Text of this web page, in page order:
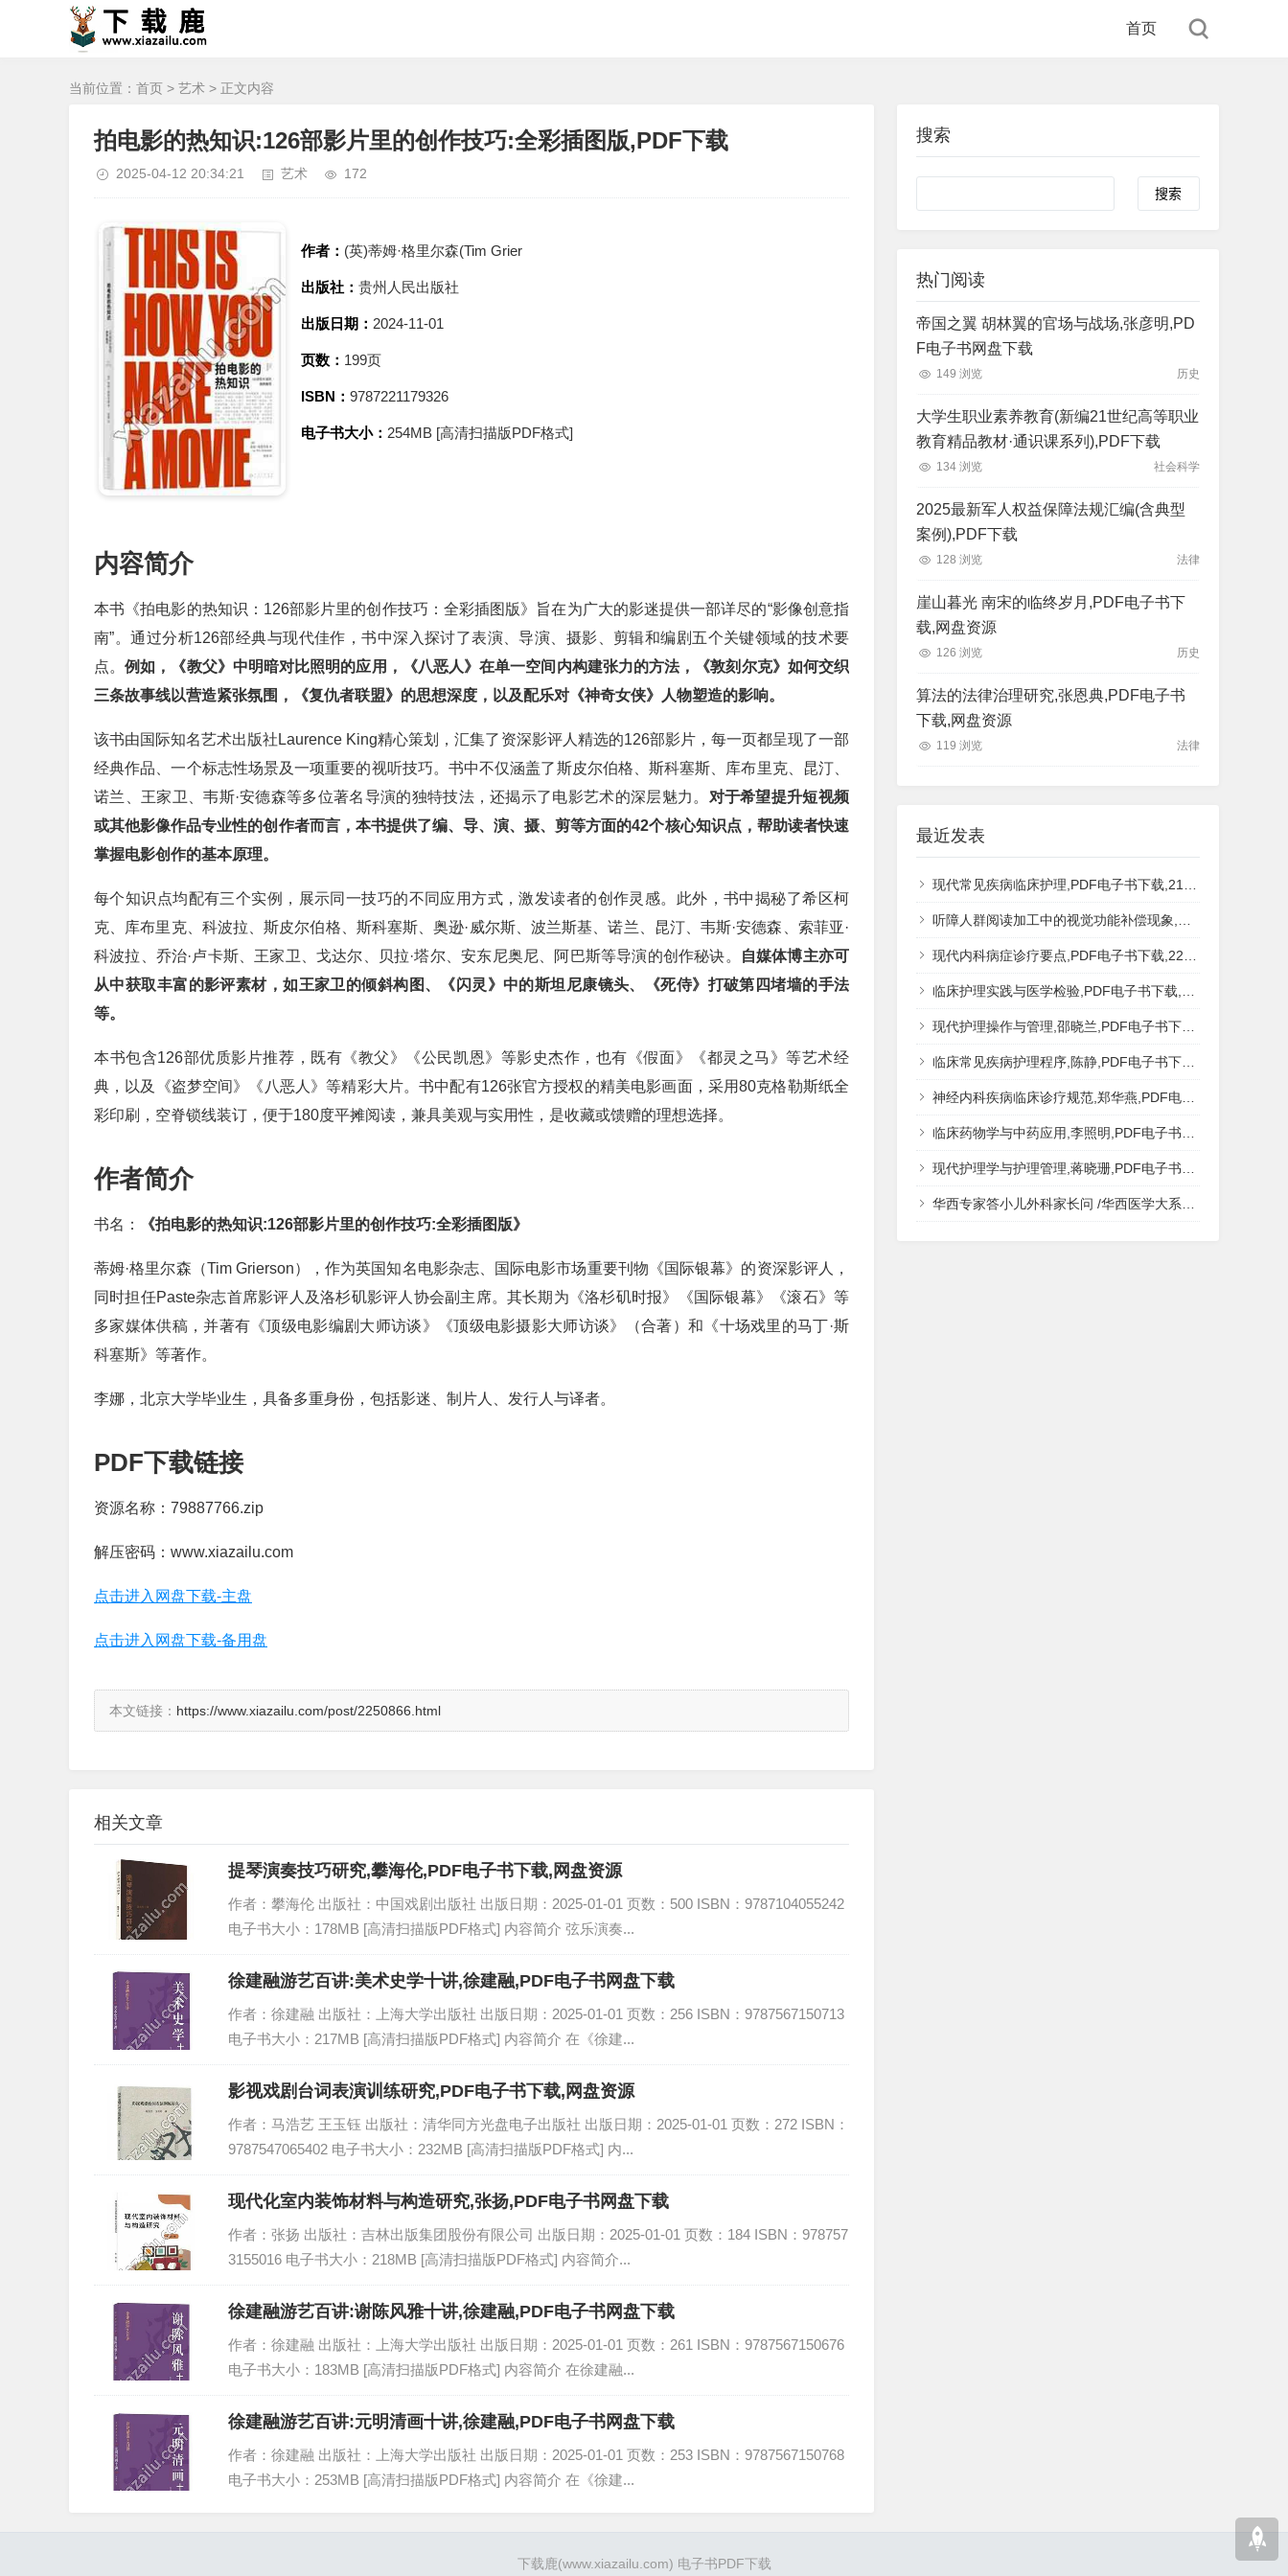
首页
当前位置： 首页 > 艺术 > 正文内容
拍电影的热知识:126部影片里的创作技巧:全彩插图版,PDF下载
2025-04-12 20:34:21 艺术 172
作者： (英)蒂姆·格里尔森(Tim Grier
出版社： 贵州人民出版社
出版日期： 2024-11-01
页数： 199页
ISBN： 9787221179326
电子书大小： 254MB [高清扫描版PDF格式]
内容简介
本书《拍电影的热知识：126部影片里的创作技巧：全彩插图版》旨在为广大的影迷提供一部详尽的“影像创意指
南”。通过分析126部经典与现代佳作，书中深入探讨了表演、导演、摄影、剪辑和编剧五个关键领域的技术要
点。例如，《教父》中明暗对比照明的应用，《八恶人》在单一空间内构建张力的方法，《敦刻尔克》如何交织
三条故事线以营造紧张氛围，《复仇者联盟》的思想深度，以及配乐对《神奇女侠》人物塑造的影响。
该书由国际知名艺术出版社Laurence King精心策划，汇集了资深影评人精选的126部影片，每一页都呈现了一部
经典作品、一个标志性场景及一项重要的视听技巧。书中不仅涵盖了斯皮尔伯格、斯科塞斯、库布里克、昆汀、
诺兰、王家卫、韦斯·安德森等多位著名导演的独特技法，还揭示了电影艺术的深层魅力。 对于希望提升短视频
或其他影像作品专业性的创作者而言，本书提供了编、导、演、摄、剪等方面的42个核心知识点，帮助读者快速
掌握电影创作的基本原理。
每个知识点均配有三个实例，展示同一技巧的不同应用方式，激发读者的创作灵感。此外，书中揭秘了希区柯
克、库布里克、科波拉、斯皮尔伯格、斯科塞斯、奥逊·威尔斯、波兰斯基、诺兰、昆汀、韦斯·安德森、索菲亚·
科波拉、乔治·卢卡斯、王家卫、戈达尔、贝拉·塔尔、安东尼奥尼、阿巴斯等导演的创作秘诀。
自媒体博主亦可
从中获取丰富的影评素材，如王家卫的倾斜构图、《闪灵》中的斯坦尼康镜头、《死侍》打破第四堵墙的手法
等。
本书包含126部优质影片推荐，既有《教父》《公民凯恩》等影史杰作，也有《假面》《都灵之马》等艺术经
典，以及《盗梦空间》《八恶人》等精彩大片。书中配有126张官方授权的精美电影画面，采用80克格勒斯纸全
彩印刷，空脊锁线装订，便于180度平摊阅读，兼具美观与实用性，是收藏或馈赠的理想选择。
作者简介
书名： 《拍电影的热知识:126部影片里的创作技巧:全彩插图版》
蒂姆·格里尔森（Tim Grierson），作为英国知名电影杂志、国际电影市场重要刊物《国际银幕》的资深影评人，
同时担任Paste杂志首席影评人及洛杉矶影评人协会副主席。其长期为《洛杉矶时报》《国际银幕》《滚石》等
多家媒体供稿，并著有《顶级电影编剧大师访谈》《顶级电影摄影大师访谈》（合著）和《十场戏里的马丁·斯
科塞斯》等著作。
李娜，北京大学毕业生，具备多重身份，包括影迷、制片人、发行人与译者。
PDF下载链接
资源名称：79887766.zip
解压密码：www.xiazailu.com
点击进入网盘下载-主盘
点击进入网盘下载-备用盘
本文链接： https://www.xiazailu.com/post/2250866.html
相关文章
提琴演奏技巧研究,攀海伦,PDF电子书下载,网盘资源
作者：攀海伦 出版社：中国戏剧出版社 出版日期：2025-01-01 页数：500 ISBN：9787104055242
电子书大小：178MB [高清扫描版PDF格式] 内容简介 弦乐演奏...
徐建融游艺百讲:美术史学十讲,徐建融,PDF电子书网盘下载
作者：徐建融 出版社：上海大学出版社 出版日期：2025-01-01 页数：256 ISBN：9787567150713
电子书大小：217MB [高清扫描版PDF格式] 内容简介 在《徐建...
影视戏剧台词表演训练研究,PDF电子书下载,网盘资源
作者：马浩艺 王玉钰 出版社：清华同方光盘电子出版社 出版日期：2025-01-01 页数：272 ISBN：
9787547065402 电子书大小：232MB [高清扫描版PDF格式] 内...
现代化室内装饰材料与构造研究,张扬,PDF电子书网盘下载
作者：张扬 出版社：吉林出版集团股份有限公司 出版日期：2025-01-01 页数：184 ISBN：978757
3155016 电子书大小：218MB [高清扫描版PDF格式] 内容简介...
徐建融游艺百讲:谢陈风雅十讲,徐建融,PDF电子书网盘下载
作者：徐建融 出版社：上海大学出版社 出版日期：2025-01-01 页数：261 ISBN：9787567150676
电子书大小：183MB [高清扫描版PDF格式] 内容简介 在徐建融...
徐建融游艺百讲:元明清画十讲,徐建融,PDF电子书网盘下载
作者：徐建融 出版社：上海大学出版社 出版日期：2025-01-01 页数：253 ISBN：9787567150768
电子书大小：253MB [高清扫描版PDF格式] 内容简介 在《徐建...
搜索
Search
热门阅读
帝国之翼 胡林翼的官场与战场,张彦明,PD
F电子书网盘下载
149 浏览 历史
大学生职业素养教育(新编21世纪高等职业
教育精品教材·通识课系列),PDF下载
134 浏览 社会科学
2025最新军人权益保障法规汇编(含典型
案例),PDF下载
128 浏览 法律
崖山暮光 南宋的临终岁月,PDF电子书下
载,网盘资源
126 浏览 历史
算法的法律治理研究,张恩典,PDF电子书
下载,网盘资源
119 浏览 法律
最近发表
现代常见疾病临床护理,PDF电子书下载,217MB,网盘资源
听障人群阅读加工中的视觉功能补偿现象,秦钊,PDF电子书下载,网盘资源
现代内科病症诊疗要点,PDF电子书下载,223MB,网盘资源
临床护理实践与医学检验,PDF电子书下载,193MB,网盘资源
现代护理操作与管理,邵晓兰,PDF电子书下载,242MB,网盘资源
临床常见疾病护理程序,陈静,PDF电子书下载,185MB,网盘资源
神经内科疾病临床诊疗规范,郑华燕,PDF电子书下载,188MB,网盘资源
临床药物学与中药应用,李照明,PDF电子书下载,202MB,网盘资源
现代护理学与护理管理,蒋晓珊,PDF电子书下载,223MB,网盘资源
华西专家答小儿外科家长问 /华西医学大系?医学科普,PDF电子书网盘下载
下载鹿(www.xiazailu.com) 电子书PDF下载